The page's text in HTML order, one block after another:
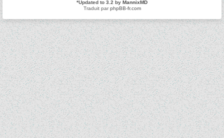
*Updated to 3.2 by MannixMD
Traduit parphpBB-fr.com